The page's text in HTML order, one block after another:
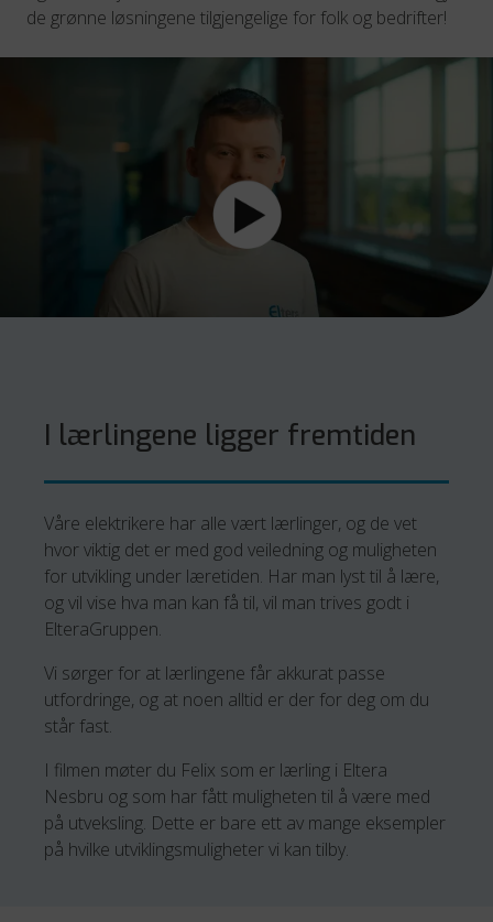
de grønne løsningene tilgjengelige for folk og bedrifter!
I lærlingene ligger fremtiden
Våre elektrikere har alle vært lærlinger, og de vet
hvor viktig det er med god veiledning og muligheten
for utvikling under læretiden. Har man lyst til å lære,
og vil vise hva man kan få til, vil man trives godt i
ElteraGruppen.
Vi sørger for at lærlingene får akkurat passe
utfordringe, og at noen alltid er der for deg om du
står fast.
I filmen møter du Felix som er lærling i Eltera
Nesbru og som har fått muligheten til å være med
på utveksling. Dette er bare ett av mange eksempler
på hvilke utviklingsmuligheter vi kan tilby.